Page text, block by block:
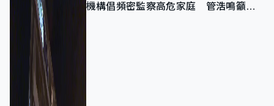
機構倡頻密監察高危家庭 管浩鳴籲加